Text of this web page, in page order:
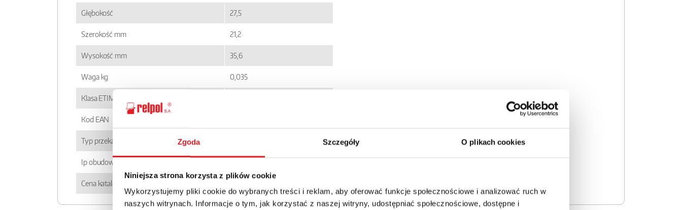
Zgoda Szczegóły O plikach cookies
Niniejsza strona korzysta z plików cookie
Wykorzystujemy pliki cookie do wybranych treści i reklam, aby oferować funkcje społecznościowe i analizować ruch w
naszych witrynach. Informacje o tym, jak korzystać z naszej witryny, udostępniać społecznościowe, dostępne i
Głębokość 27,5
Szerokość mm 21,2
Wysokość mm 35,6
Waga kg 0,035
Klasa ETIM
Kod EAN
Typ przekaźnika
Ip obudowy
Cena katalogowa